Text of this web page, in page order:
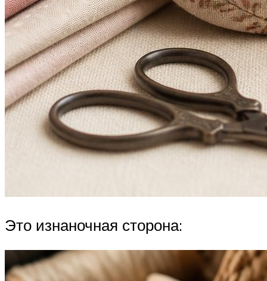
Это изнаночная сторона: